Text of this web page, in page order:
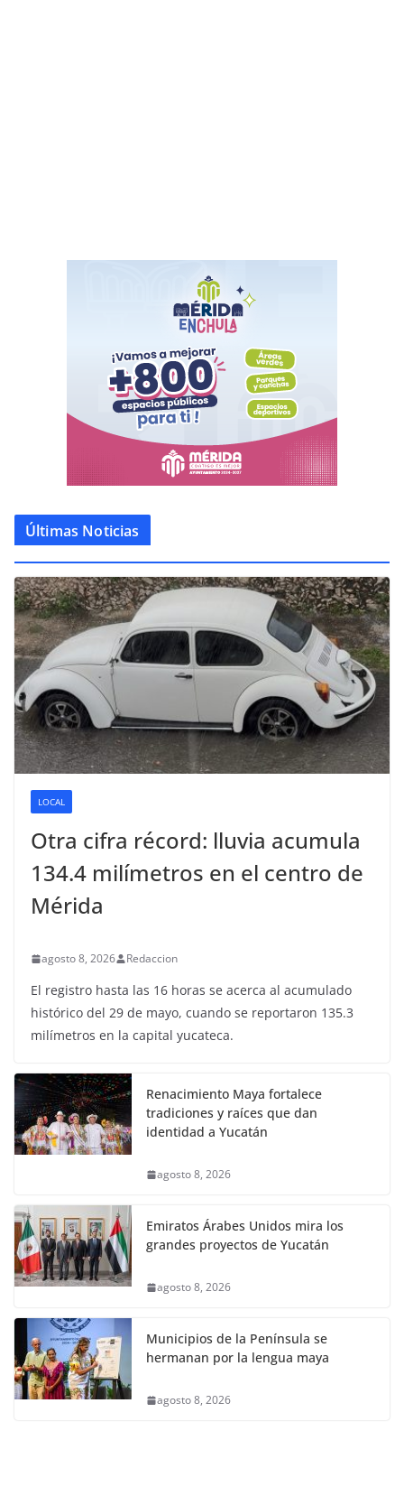
Últimas Noticias
LOCAL
Otra cifra récord: lluvia acumula
134.4 milímetros en el centro de
Mérida
agosto 8, 2026 Redaccion
El registro hasta las 16 horas se acerca al acumulado
histórico del 29 de mayo, cuando se reportaron 135.3
milímetros en la capital yucateca.
Renacimiento Maya fortalece
tradiciones y raíces que dan
identidad a Yucatán
agosto 8, 2026
Emiratos Árabes Unidos mira los
grandes proyectos de Yucatán
agosto 8, 2026
Municipios de la Península se
hermanan por la lengua maya
agosto 8, 2026